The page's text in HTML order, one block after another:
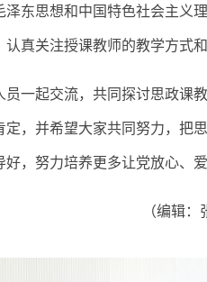
泽东思想和中国特色社会主义
真关注授课教师的教学方式
一起交流，共同探讨思政课
，并希望大家共同努力，把
， 努力培养更多让党放心、
（编辑：